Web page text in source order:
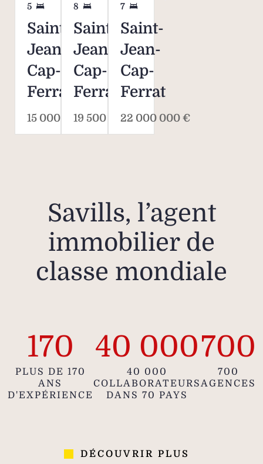
5
Saint-
Jean-
Cap-
Ferrat
15 000 000 €
8
Saint-
Jean-
Cap-
Ferrat
19 500 000 €
7
Saint-
Jean-
Cap-
Ferrat
22 000 000 €
Savills, l’agent
immobilier de
classe mondiale
170
PLUS DE 170
ANS
D'EXPÉRIENCE
40 000
40 000
COLLABORATEURS
DANS 70 PAYS
700
700
AGENCES
DÉCOUVRIR PLUS